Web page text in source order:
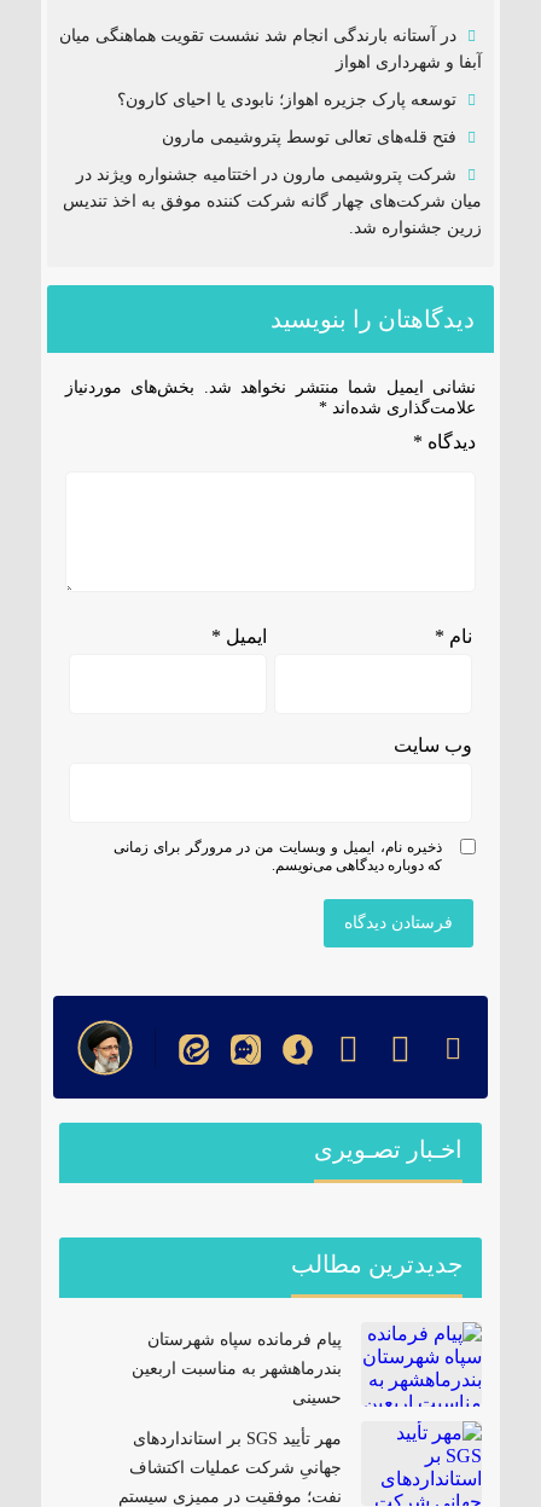
در آستانه بارندگی‌ انجام شد نشست تقویت هماهنگی میان
آبفا و شهرداری اهواز
توسعه پارک جزیره اهواز؛ نابودی یا احیای کارون؟
فتح‌ قله‌های تعالی توسط پتروشیمی مارون
شرکت پتروشیمی مارون در اختتامیه جشنواره ویژند در
میان شرکت‌های چهار گانه شرکت کننده موفق به اخذ تندیس
زرین جشنواره شد.
دیدگاهتان را بنویسید
نشانی ایمیل شما منتشر نخواهد شد.
بخش‌های موردنیاز
علامت‌گذاری شده‌اند *
دیدگاه *
نام * ایمیل *
وب‌ سایت
ذخیره نام، ایمیل و وبسایت من در مرورگر برای زمانی
که دوباره دیدگاهی می‌نویسم.
اخـبار تصـویری
جدیدترین مطالب
پیام فرمانده سپاه شهرستان
بندرماهشهر به مناسبت اربعین
حسینی
مهر تأیید SGS بر استانداردهای
جهانیِ شرکت عملیات اکتشاف
نفت؛ موفقیت در ممیزی سیستم